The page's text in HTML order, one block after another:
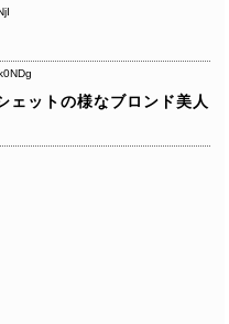
ェットの様なブロンド美人